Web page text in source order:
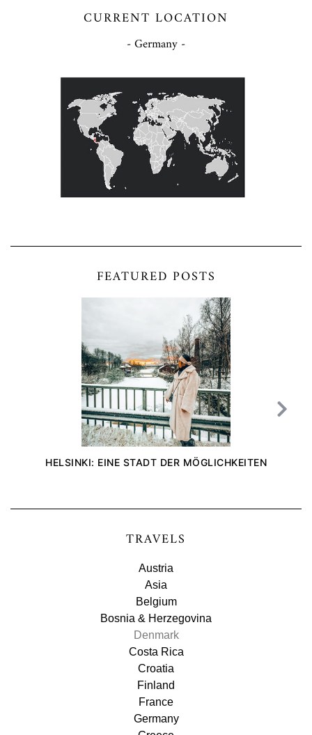
CURRENT LOCATION
- Germany -
FEATURED POSTS
HELSINKI: EINE STADT DER MÖGLICHKEITEN
TRAVELS
Austria
Asia
Belgium
Bosnia & Herzegovina
Denmark
Costa Rica
Croatia
Finland
France
Germany